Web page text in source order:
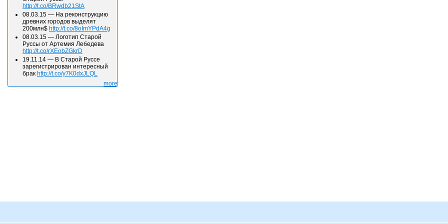
http://t.co/BRwdb21StA
08.03.15 — На реконструкцию
древних городов выделят
200млн$ http://t.co/8oImYPdA4g
08.03.15 — Логотип Старой
Руссы от Артемия Лебедева
http://t.co/rXEobZGkrD
19.11.14 — В Старой Руссе
зарегистрирован интересный
брак http://t.co/y7K0dxJLQL
more